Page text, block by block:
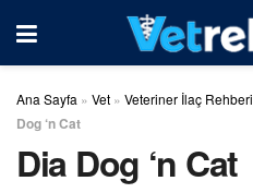
Ana Sayfa » Vet » Veteriner İlaç Rehberi
Dog ‘n Cat
Dia Dog ‘n Cat